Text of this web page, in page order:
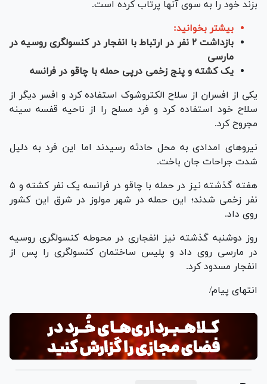
بزند خود را به سوی آنها پرتاب کرده است.
بیشتر بخوانید:
بازداشت ۲ نفر در ارتباط با انفجار در کنسولگری روسیه در
مارسی
یک کشته و پنج زخمی درپی حمله با چاقو در فرانسه
یکی از افسران از سلاح الکتروشوک استفاده کرد و افسر دیگر از
سلاح خود استفاده کرد و فرد مسلح را از ناحیه قفسه سینه
مجروح کرد.
نیروهای امدادی به محل حادثه رسیدند اما این فرد به دلیل
شدت جراحات جان باخت.
هفته گذشته نیز در حمله با چاقو در فرانسه یک نفر کشته و ۵
نفر زخمی شدند؛ این حمله در شهر مولوز در شرق این کشور
روی داد.
روز دوشنبه گذشته نیز انفجاری در محوطه کنسولگری روسیه
در مارسی روی داد و پلیس ساختمان کنسولگری را پس از
انفجار مسدود کرد.
انتهای پیام/